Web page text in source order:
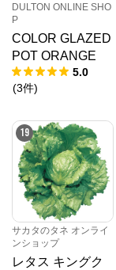
DULTON ONLINE SHO
P
COLOR GLAZED
POT ORANGE
5.0
(3件)
19
サカタのタネ オンライ
ンショップ
レタス キングク